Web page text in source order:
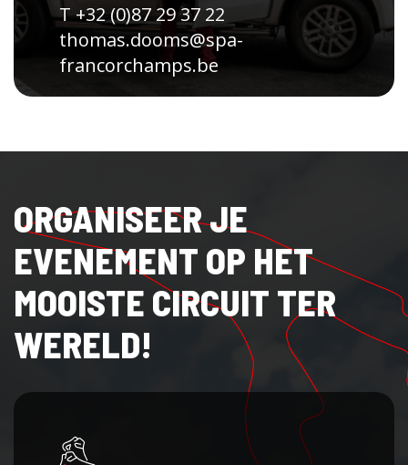
T +32 (0)87 29 37 22
thomas.dooms@spa-
francorchamps.be
ORGANISEER JE
EVENEMENT OP HET
MOOISTE CIRCUIT TER
WERELD!